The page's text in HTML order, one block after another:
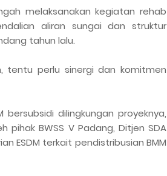
melaksanakan kegiatan rehab
aliran sungai dan struktur
tahun lalu.
tentu perlu sinergi dan komitmen
dilingkungan proyeknya,
BWSS V Padang, Ditjen SDA
ESDM terkait pendistribusian BMM